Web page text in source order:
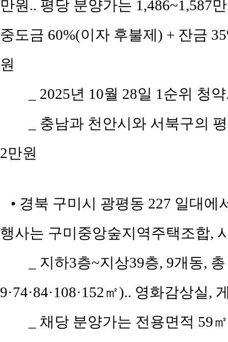
만원.. 평당 분양가는 1,486~1,587
중도금 60%(이자 후불제) + 잔금
원
_ 2025년 10월 28일 1순위 청
_ 충남과 천안시와 서북구의
2만원
• 경북 구미시 광평동 227 일대에
행사는 구미중앙숲지역주택조합,
_ 지하3층~지상39층, 9개동,
9·74·84·108·152㎡).. 영화감상실,
_ 채당 분양가는 전용면적 59